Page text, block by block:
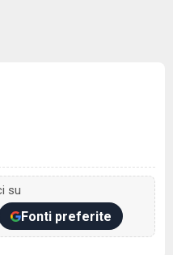
su
Fonti preferite